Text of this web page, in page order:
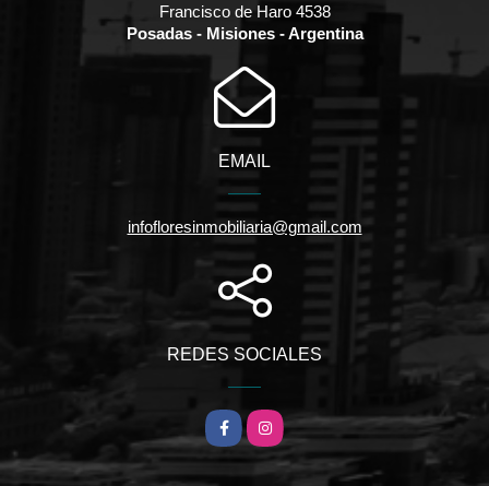
Francisco de Haro 4538
Posadas - Misiones - Argentina
EMAIL
infofloresinmobiliaria@gmail.com
REDES SOCIALES
FacebookInstagram